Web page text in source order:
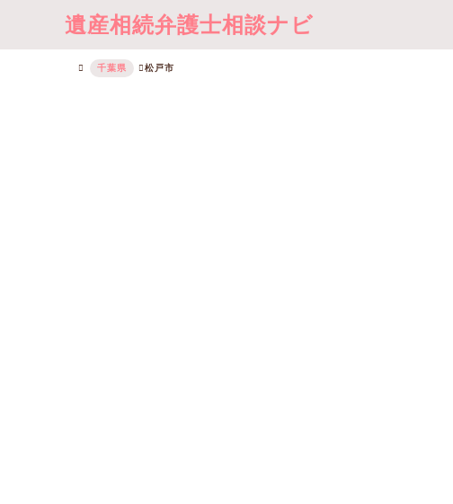
遺産相続弁護士相談ナビ
千葉県 松戸市